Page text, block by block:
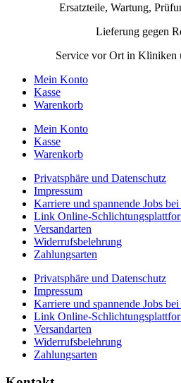
Ersatzteile, Wartung,
Lieferung gegen
Service vor Ort in Kliniken
Mein Konto
Kasse
Warenkorb
Mein Konto
Kasse
Warenkorb
Privatsphäre und Datenschutz
Impressum
Karriere und spannende Jobs
Link Online-
Versandarten
Widerrufsbelehrung
Zahlungsarten
Privatsphäre und Datenschutz
Impressum
Karriere und spannende Jobs
Link Online-
Versandarten
Widerrufsbelehrung
Zahlungsarten